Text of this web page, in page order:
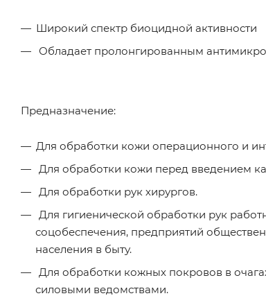
Широкий спектр биоцидной активности
Обладает пролонгированным
Предназначение:
Для обработки кожи операционного и
Для обработки кожи перед введением
Для обработки рук хирургов.
Для гигиенической обработки рук
соцобеспечения, предприятий
населения в быту.
Для обработки кожных покровов в
силовыми ведомствами.